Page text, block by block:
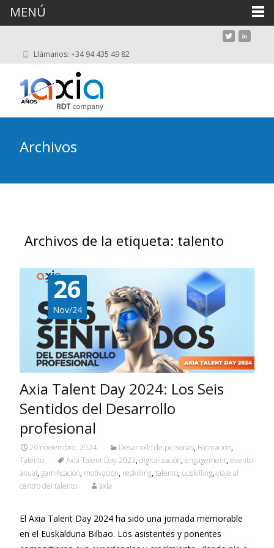
Llámanos: +34 94 435 49 82
Archivos
Archivos de la etiqueta: talento
26
Nov/24
Axia Talent Day 2024: Los Seis
Sentidos del Desarrollo
profesional
26 noviembre, 2024 Desarrollo de personas, Formación,
Talento
Axia Talent Day 2023,digitalización,engagement,evento
anual, gamificación, motivación, reskilling,talento, upskilling,viaje al
centro del talento
axia
El Axia Talent Day 2024 ha sido una jornada memorable
en el Euskalduna Bilbao. Los asistentes y ponentes
MENÚ